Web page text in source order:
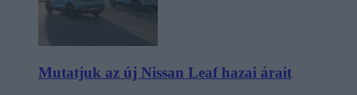
Mutatjuk az új Nissan Leaf hazai árait